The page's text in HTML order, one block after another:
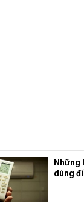
Những
dùng